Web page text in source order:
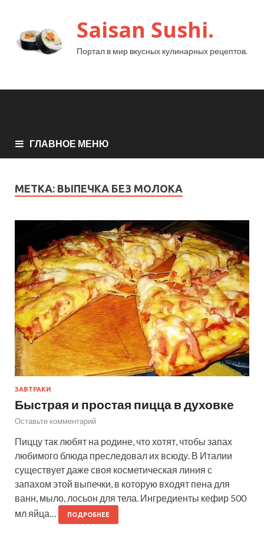
Saisan Sushi.
Портал в мир вкусных кулинарных рецептов.
ГЛАВНОЕ МЕНЮ
МЕТКА: ВЫПЕЧКА БЕЗ МОЛОКА
ЗАВТРАКИ
Быстрая и простая пицца в духовке
Оставьте комментарий
Пиццу так любят на родине, что хотят, чтобы запах
любимого блюда преследовал их всюду. В Италии
существует даже своя косметическая линия с
запахом этой выпечки, в которую входят пена для
ванн, мыло, лосьон для тела. Ингредиенты кефир 500
мл яйца…
ПОДРОБНЕЕ